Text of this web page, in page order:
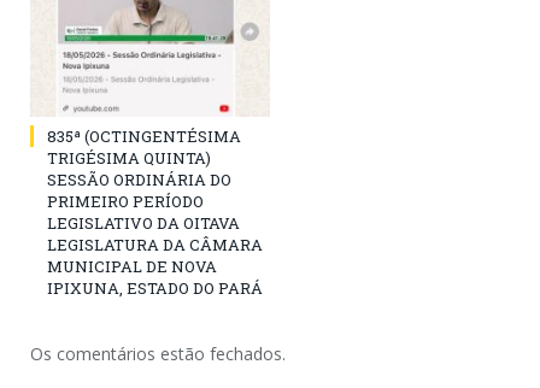
835ª (OCTINGENTÉSIMA
TRIGÉSIMA QUINTA)
SESSÃO ORDINÁRIA DO
PRIMEIRO PERÍODO
LEGISLATIVO DA OITAVA
LEGISLATURA DA CÂMARA
MUNICIPAL DE NOVA
IPIXUNA, ESTADO DO PARÁ
Os comentários estão fechados.